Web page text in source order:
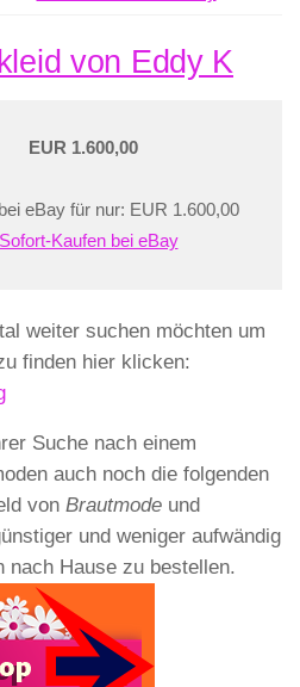
von Eddy K
EUR 1.600,00
eBay für nur: EUR 1.600,00
Sofort-Kaufen bei eBay
weiter suchen möchten um
finden hier klicken:
Suche nach einem
auch noch die folgenden
von Brautmode und
und weniger aufwändig
nach Hause zu bestellen.